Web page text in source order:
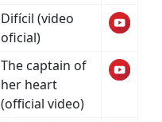
Difícil (video
oficial)
The captain of
her heart
(official video)